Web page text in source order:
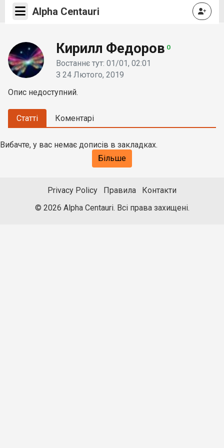
Alpha Centauri
Кирилл Федоров 0
Востаннє тут: 01/01, 02:01
З 24 Лютого, 2019
Опис недоступний.
Статті Коментарі
Вибачте, у вас немає дописів в закладках.
Більше
Privacy Policy Правила
Контакти
© 2026 Alpha Centauri. Всі права захищені.